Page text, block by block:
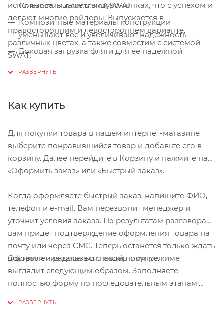
использовать даже в эндуро-гонках, что с успехом и
делают многие райдеры. Выпускается в
правосторонним и левостороннем варианте,
различных цветах, а также совместим с системой
SWAT.
Совместим с системой SWAT
Композитные материалы конструкции
уменьшают вес и увеличивают надежность
Боковая загрузка фляги для ее надежной
рамы с малым количеством свободного места
версиях
Возможность установки шестигранника EMT MTB
в футляре
Совместим с набором XC Kit Storage Box (на
HT, Diverge)
Вес: 43г
Как купить
Для покупки товара в нашем интернет-магазине
выберите понравившийся товар и добавьте его в
корзину. Далее перейдите в Корзину и нажмите на
«Оформить заказ» или «Быстрый заказ».
Когда оформляете быстрый заказ, напишите ФИО,
телефон и e-mail. Вам перезвонит менеджер и
уточнит условия заказа. По результатам разговора
вам придет подтверждение оформления товара на
почту или через СМС. Теперь останется только ждать
доставки и радоваться новой покупке.
Оформление заказа в стандартном режиме
выглядит следующим образом. Заполняете
полностью форму по последовательным этапам: